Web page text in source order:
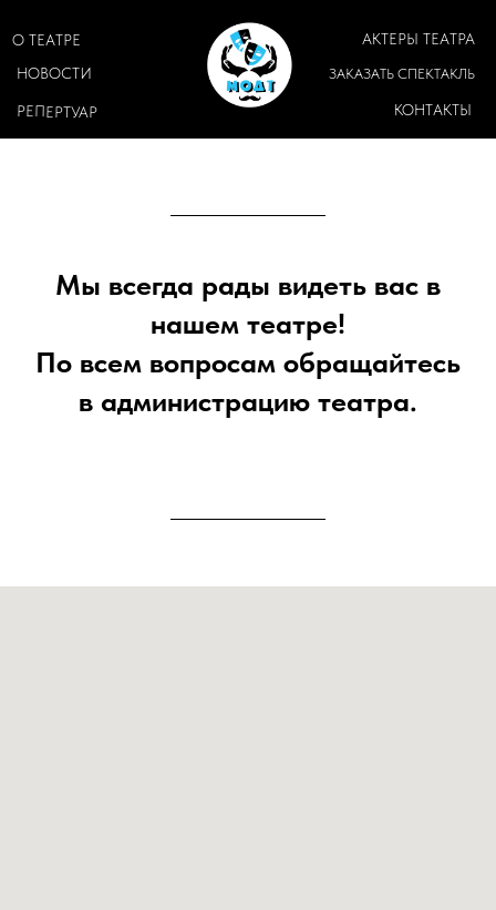
КОНТАКТЫ
ЗАКАЗАТЬ СПЕКТАКЛЬ
РЕПЕРТУАР
АКТЕРЫ ТЕАТРА
Мы всегда рады видеть вас в
нашем театре!
По всем вопросам обращайтесь
в администрацию театра.